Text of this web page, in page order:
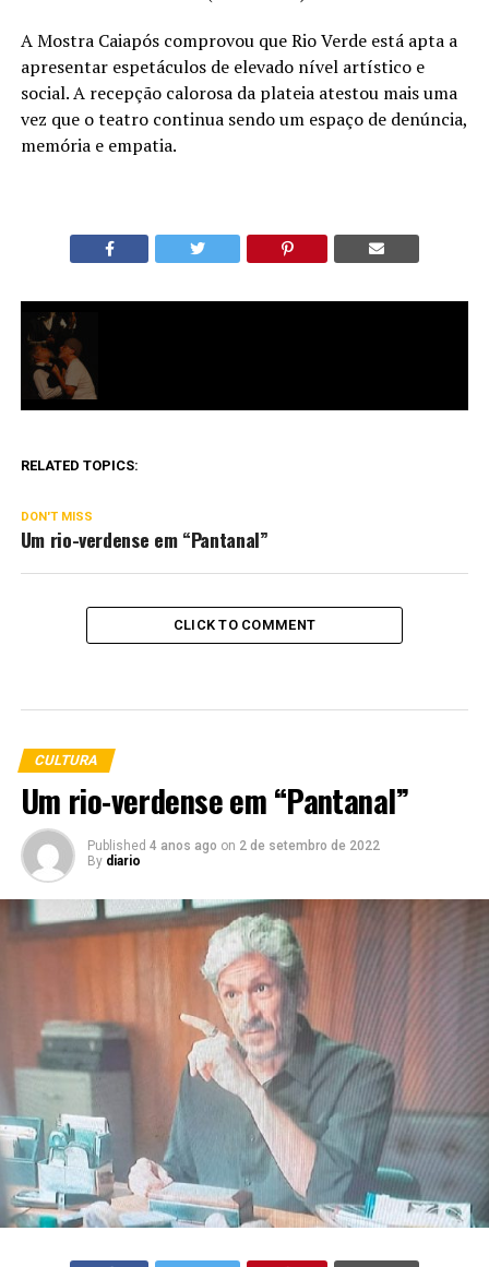
A Mostra Caiapós comprovou que Rio Verde está apta a
apresentar espetáculos de elevado nível artístico e
social. A recepção calorosa da plateia atestou mais uma
vez que o teatro continua sendo um espaço de denúncia,
memória e empatia.
RELATED TOPICS:
DON'T MISS
Um rio-verdense em “Pantanal”
CLICK TO COMMENT
CULTURA
Um rio-verdense em “Pantanal”
Published 4 anos ago on 2 de setembro de 2022
By diario